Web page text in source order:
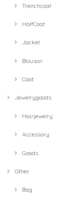
Trenchcoat
HalfCoat
Jacket
Blouson
Coat
Jewelrygoods
Hairjewelry
Accessory
Goods
Other
Bag